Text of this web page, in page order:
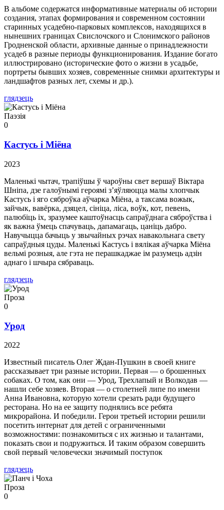
В альбоме содержатся информативные материалы об истории
создания, этапах формирования и современном состоянии
старинных усадебно-парковых комплексов, находящихся в
нынешних границах Свислочского и Слонимского районов
Гродненской области, архивные данные о принадлежности
усадеб в разные периоды функционирования. Издание богато
иллюстрировано (исторические фото о жизни в усадьбе,
портреты бывших хозяев, современные снимки архитектуры и
ландшафтов разных лет, схемы и др.).
глядзець
Паэзія
0
Кастусь і Міёна
2023
Маленькі чытач, трапіўшы ў чароўны свет вершаў Віктара
Шніпа, дзе галоўнымі героямі з’яўляюцца малы хлопчык
Кастусь і яго сяброўка аўчарка Міёна, а таксама вожык,
зайчык, вавёрка, дзяцел, сініца, ліса, воўк, кот, певень,
палюбіць іх, зразумее каштоўнасць сапраўднага сяброўства і
як важна ўмець спачуваць, дапамагаць, цаніць дабро.
Навучыцца бачыць у звычайных рэчах навакольнага свету
сапраўдныя цуды. Маленькі Кастусь і вялікая аўчарка Міёна
вельмі розныя, але гэта не перашкаджае ім разумець адзін
аднаго і шчыра сябраваць.
глядзець
Проза
0
Урод
2022
Известный писатель Олег Ждан-Пушкин в своей книге
рассказывает три разные истории. Первая — о брошенных
собаках. О том, как они — Урод, Трехлапый и Волкодав —
нашли себе хозяев. Вторая — о столетней липе по имени
Анна Ивановна, которую хотели срезать ради будущего
ресторана. Но на ее защиту поднялись все ребята
микрорайона. И победили. Герои третьей истории решили
посетить интернат для детей с ограниченными
возможностями: познакомиться с их жизнью и талантами,
показать свои и подружиться. И таким образом совершить
свой первый человечески значимый поступок
глядзець
Проза
0